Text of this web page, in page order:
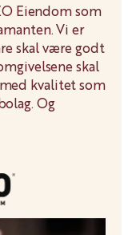
Eiendom som
Vi er
skal være godt
skal
kvalitet som
Og